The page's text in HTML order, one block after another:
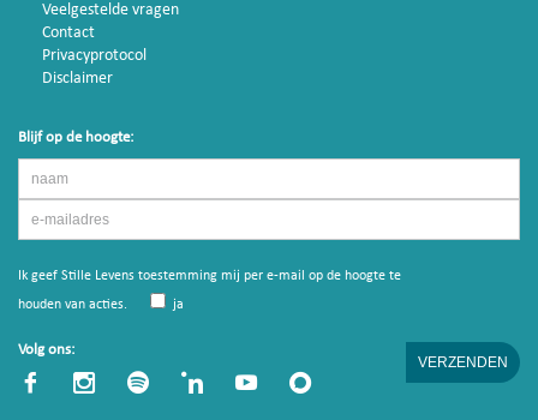
Veelgestelde vragen
Contact
Privacyprotocol
Disclaimer
Blijf op de hoogte:
Ik geef Stille Levens toestemming mij per e-mail op de hoogte te
houden van acties.
ja
Volg ons: